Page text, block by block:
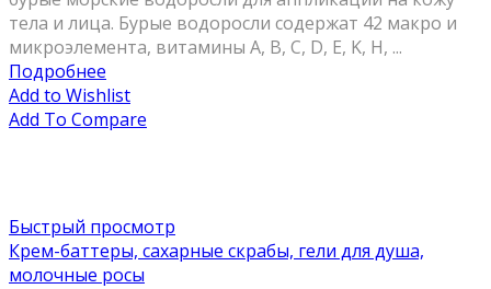
тела и лица. Бурые водоросли содержат 42 макро и
микроэлемента, витамины A, В, C, D, Е, K, H, ...
Подробнее
Add to Wishlist
Add To Compare
Быстрый просмотр
Крем-баттеры, сахарные скрабы, гели для душа,
молочные росы